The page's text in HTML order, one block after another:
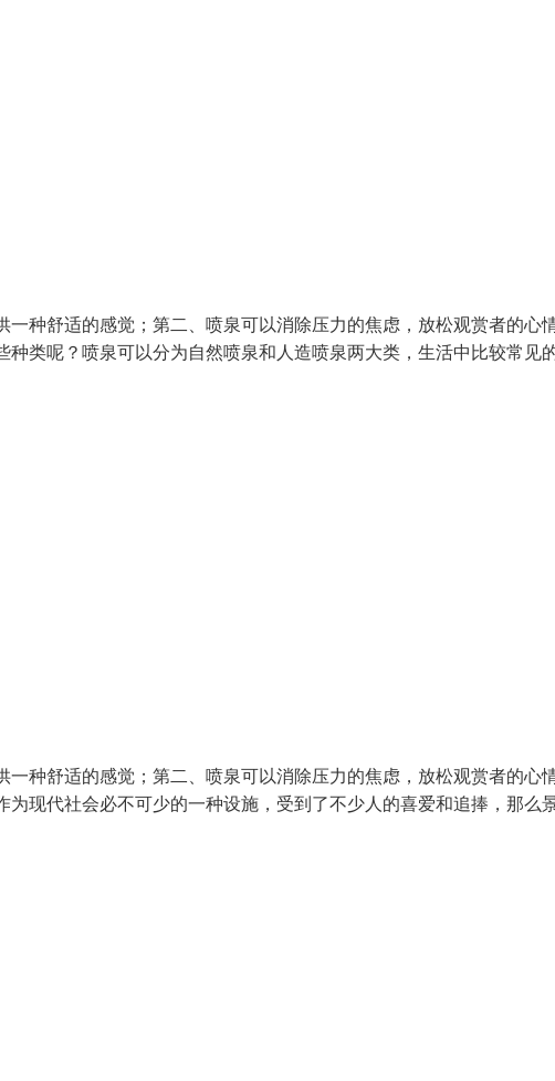
种舒适的感觉；第二、喷泉可以消除压力的焦虑，放松观赏者的心
类呢？喷泉可以分为自然喷泉和人造喷泉两大类，生活中比较常见
种舒适的感觉；第二、喷泉可以消除压力的焦虑，放松观赏者的心
现代社会必不可少的一种设施，受到了不少人的喜爱和追捧，那么